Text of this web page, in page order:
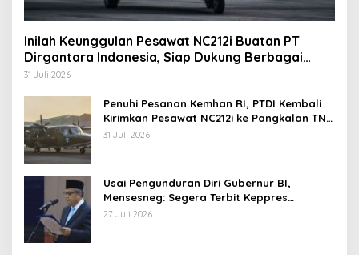
Inilah Keunggulan Pesawat NC212i Buatan PT
Dirgantara Indonesia, Siap Dukung Berbagai
Operasi TNI
31 Juli 2026
Penuhi Pesanan Kemhan RI, PTDI Kembali
Kirimkan Pesawat NC212i ke Pangkalan TNI
AU
31 Juli 2026
Usai Pengunduran Diri Gubernur BI,
Mensesneg: Segera Terbit Keppres
Pemberhentian dengan Hormat
27 Juli 2026